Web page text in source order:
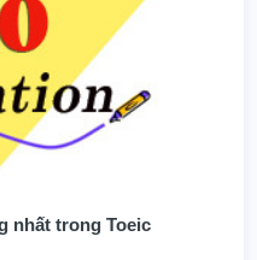
nhất trong Toeic